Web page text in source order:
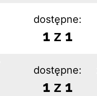
dostępne:
1 z 1
dostępne:
1 z 1